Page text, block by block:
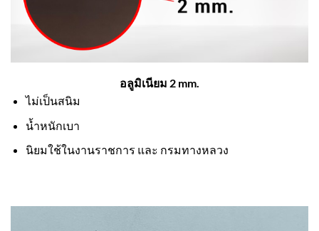
อลูมิเนียม 2 mm.
ไม่เป็นสนิม
น้ำหนักเบา
นิยมใช้ในงานราชการ และ กรมทางหลวง